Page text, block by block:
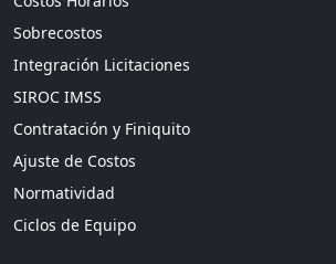
Sobrecostos
Integración Licitaciones
SIROC IMSS
Contratación y Finiquito
Ajuste de Costos
Normatividad
Ciclos de Equipo